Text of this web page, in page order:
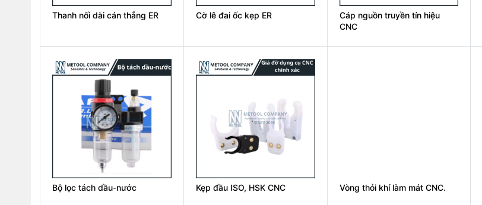
Thanh nối dài cán thẳng ER Cờ lê đai ốc kẹp ER
Cáp nguồn truyền tín hiệu
CNC
Bộ lọc tách dầu-nước Kẹp đầu ISO, HSK CNC Vòng thỏi khí làm mát CNC.